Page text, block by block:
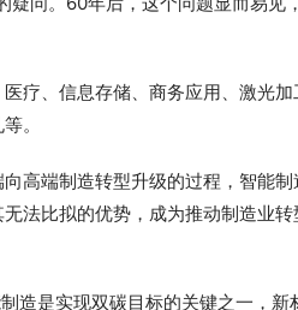
疗、信息存储、商务应用、激光
。
高端制造转型升级的过程，智能
法比拟的优势，成为推动制造业
造是实现双碳目标的关键之一，